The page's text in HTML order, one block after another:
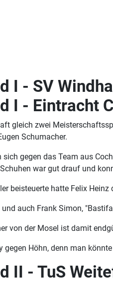
I - SV
I - Eintracht
gleich zwei
Schumacher.
gegen das Team aus
war gut drauf und
beisteuerte hatte Felix
auch Frank Simon,
von der Mosel ist damit
Höhn, denn man
II - TuS